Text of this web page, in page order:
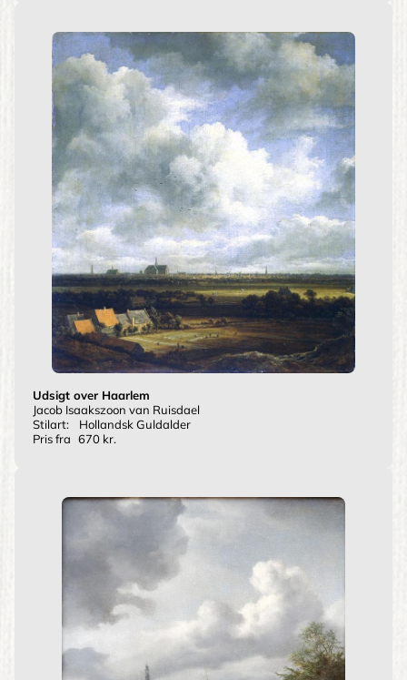
Udsigt over Haarlem
Jacob Isaakszoon van Ruisdael
Stilart:
Hollandsk Guldalder
Pris fra 670 kr.